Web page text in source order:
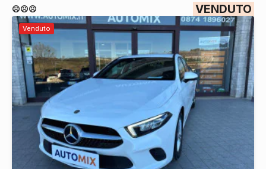
☹️☹️☹️
VENDUTO
Venduto